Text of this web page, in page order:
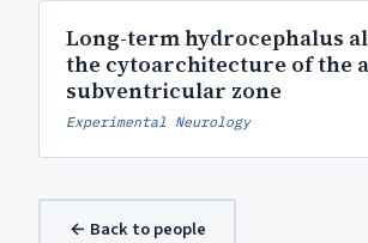
Long-term hydrocephalus
the cytoarchitecture of the
subventricular zone
Experimental Neurology
← Back to people